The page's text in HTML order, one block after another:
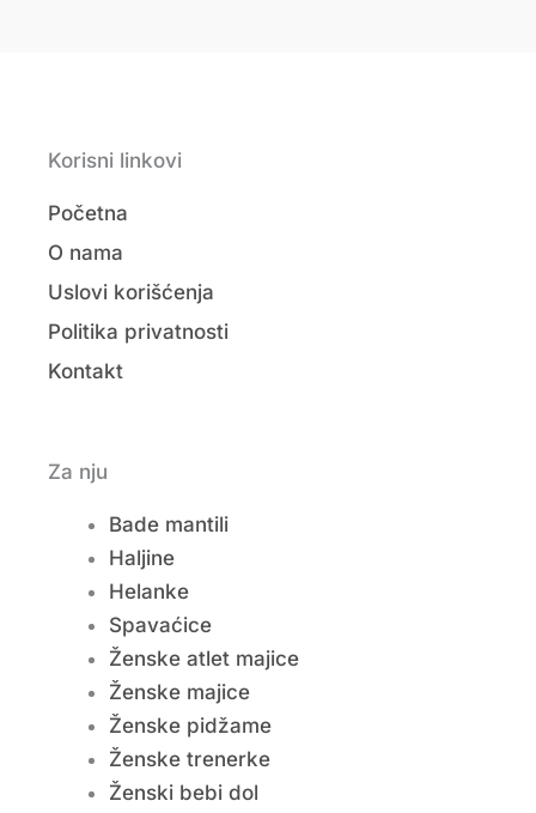
Korisni linkovi
Početna
O nama
Uslovi korišćenja
Politika privatnosti
Kontakt
Za nju
Bade mantili
Haljine
Helanke
Spavaćice
Ženske atlet majice
Ženske majice
Ženske pidžame
Ženske trenerke
Ženski bebi dol